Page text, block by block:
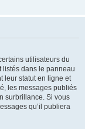
utilisateurs du
listés dans le panneau
leur statut en ligne et
les messages publiés
surbrillance. Si vous
qu’il publiera